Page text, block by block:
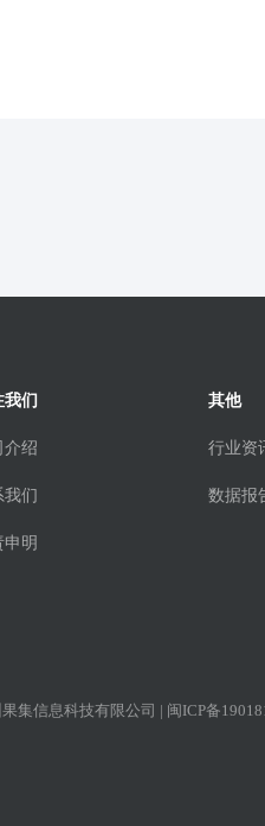
我们
介绍
我们
申明
其他
行业资
数据报
集信息科技有限公司 | 闽ICP备